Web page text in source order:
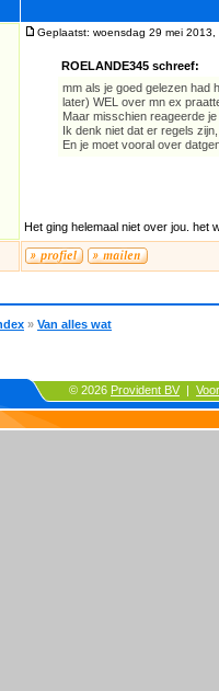
Geplaatst: woensdag 29 mei 2013,
ROELANDE345 schreef:
mm als je goed gelezen had
later) WEL over mn ex
Maar misschien reageerde
Ik denk niet dat er regels
En je moet vooral over
Het ging helemaal niet over jou. het
» Van alles wat
© 2026 Provident BV |